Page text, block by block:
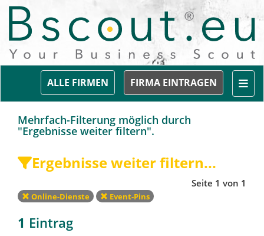
FIRMA EINTRAGEN
ALLE FIRMEN
Mehrfach-Filterung möglich durch
"Ergebnisse weiter filtern".
Ergebnisse weiter filtern...
Seite 1 von 1
Online-Dienste Event-Pins
1 Eintrag